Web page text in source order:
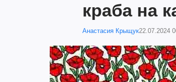
краба на
Анастасия Крыщук22.07.2024